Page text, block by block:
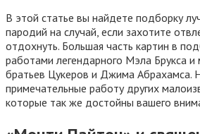
В этой статье вы найдете подборку
пародий на случай, если захотите
отдохнуть. Большая часть картин в
работами легендарного Мэла Брукса и
братьев Цукеров и Джима Абрахамса.
примечательные работу других
которые так же достойны вашего